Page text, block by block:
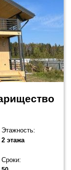
Этажность:
2 этажа
Сроки: